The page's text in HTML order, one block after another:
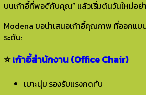
บนเก้าอี้ที่พอดีกับคุณ” แล้วเริ่มต้นวันใหม่อย่
Modena ขอนำเสนอเก้าอี้คุณภาพ ที่ออกแบ
ระดับ:
⭐เก้าอี้สำนักงาน (Office Chair)
เบาะนุ่ม รองรับแรงกดทับ